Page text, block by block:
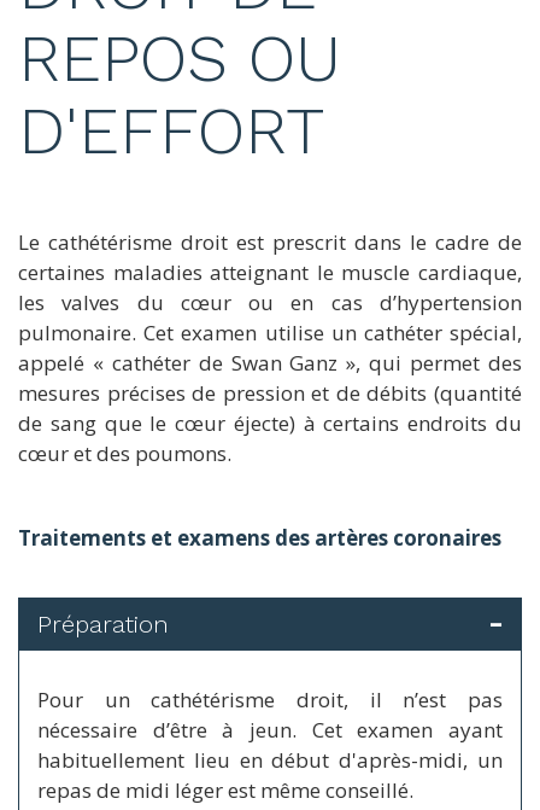
REPOS OU
D'EFFORT
Le cathétérisme droit est prescrit dans le cadre de
certaines maladies atteignant le muscle cardiaque,
les valves du cœur ou en cas d’hypertension
pulmonaire. Cet examen utilise un cathéter spécial,
appelé « cathéter de Swan Ganz », qui permet des
mesures précises de pression et de débits (quantité
de sang que le cœur éjecte) à certains endroits du
cœur et des poumons.
Traitements et examens des artères coronaires
Préparation
Pour un cathétérisme droit, il n’est pas
nécessaire d’être à jeun. Cet examen ayant
habituellement lieu en début d'après-midi, un
repas de midi léger est même conseillé.